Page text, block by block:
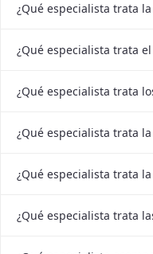
¿Qué especialista trata
¿Qué especialista trata
¿Qué especialista trata
¿Qué especialista trata
¿Qué especialista trata
¿Qué especialista trata